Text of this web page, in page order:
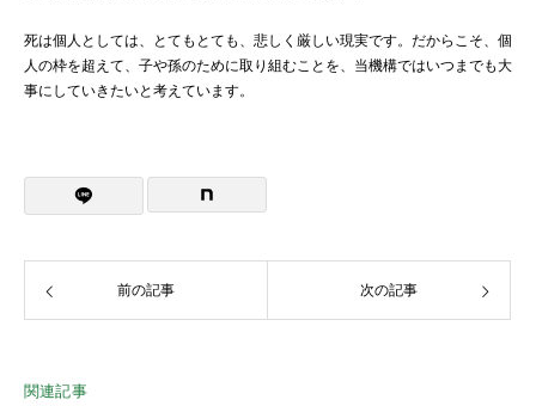
死は個人としては、とてもとても、悲しく厳しい現実です。だからこそ、個
人の枠を超えて、子や孫のために取り組むことを、当機構ではいつまでも大
事にしていきたいと考えています。
前の記事 次の記事
関連記事